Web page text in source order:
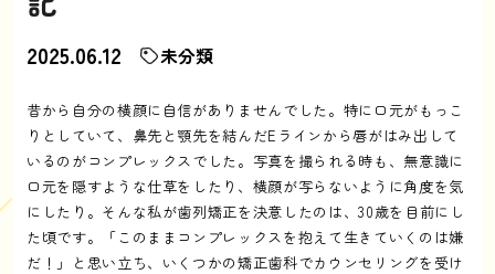
2025.06.12 未分類
昔から自分の横顔に自信がありませんでした。特に口元がもっこ
りとしていて、鼻先と顎先を結んだEラインから唇がはみ出して
いるのがコンプレックスでした。写真を撮られる時も、無意識に
口元を隠すような仕草をしたり、横顔が写らないように角度を気
にしたり。そんな私が歯列矯正を決意したのは、30歳を目前にし
た頃です。「このままコンプレックスを抱えて生きていくのは嫌
だ！」と思い立ち、いくつかの矯正歯科でカウンセリングを受け